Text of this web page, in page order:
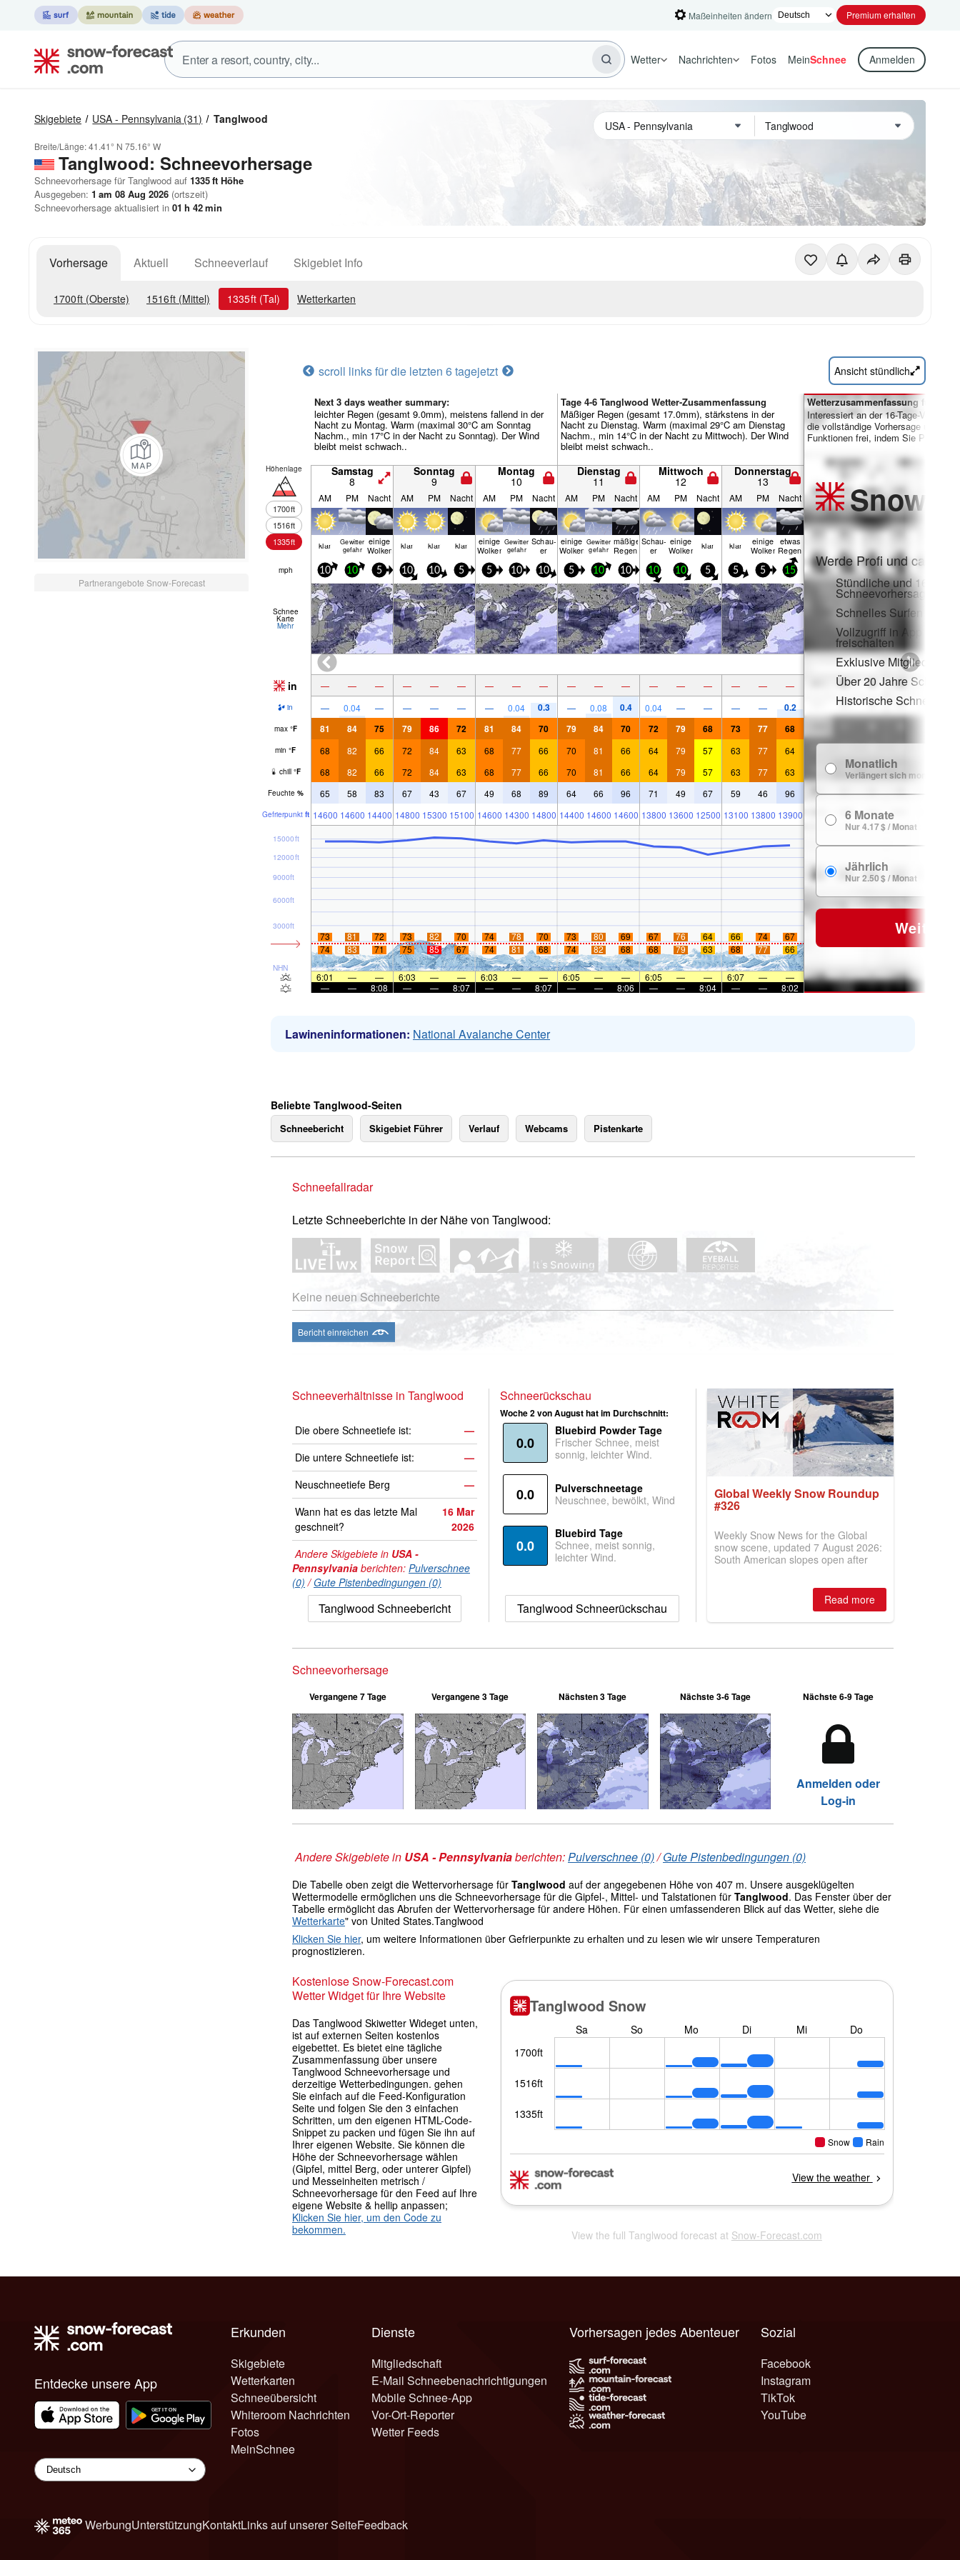
Maßeinheiten ändern Premium erhalten
Wetter Nachrichten Fotos MeinSchnee Anmelden
Skigebiete USA - Pennsylvania (31) Tanglwood
Breite/Länge:41.41° N 75.16° W
Tanglwood: Schneevorhersage
Schneevorhersage für Tanglwood auf 1335ft Höhe
Ausgegeben: 1 am 08 Aug 2026 (ortszeit)
Schneevorhersage aktualisiert in 01 h 42min
Vorhersage Aktuell Schneeverlauf Skigebiet Info
1700ft (Oberste) 1516ft (Mittel) 1335ft (Tal) Wetterkarten
Partnerangebote Snow-Forecast
scroll links für die letzten 6 tagejetzt Ansicht stündlich
Next 3 days weather summary:
leichter Regen (gesamt 9.0mm), meistens fallend in der
Nacht zu Montag. Warm (maximal 30°C am Sonntag
Nachm., min 17°C in der Nacht zu Sonntag). Der Wind
bleibt meist schwach..
Tage 4-6 Tanglwood Wetter-Zusammenfassung
Mäßiger Regen (gesamt 17.0mm), stärkstens in der
Nacht zu Dienstag. Warm (maximal 29°C am Dienstag
Nachm., min 14°C in der Nacht zu Mittwoch). Der Wind
bleibt meist schwach..
Höhenlage
1700ft
1516ft
1335ft
Samstag
8
Sonntag
9
Montag
10
Dienstag
11
Mittwoch
12
Donnerstag
13
AM PM Nacht AM PM Nacht AM PM Nacht AM PM Nacht AM PM Nacht AM PM Nacht
klar
Gewitter
gefahr
einige
Wolken klar klar klar einige
Wolken
Gewitter
gefahr
Schau­
er
einige
Wolken
Gewitter
gefahr
mäßiger
Regen
Schau­
er
einige
Wolken klar klar einige
Wolken
etwas
Regen
mph 10 10 5 10 10 5 5 10 10 5 10 10 10 10 5 5 5 15
Schnee
Karte
Mehr
in — — — — — — — — — — — — — — — — — —
in — 0.04 — — — — — 0.04 0.3 — 0.08 0.4 0.04 — — — — 0.2
max °F 81 84 75 79 86 72 81 84 70 79 84 70 72 79 68 73 77 68
min °F 68 82 66 72 84 63 68 77 66 70 81 66 64 79 57 63 77 64
chill °F 68 82 66 72 84 63 68 77 66 70 81 66 64 79 57 63 77 63
Feuchte % 65 58 83 67 43 67 49 68 89 64 66 96 71 49 67 59 46 96
Gefrier­punkt ft 14600 14600 14400 14800 15300 15100 14600 14300 14800 14400 14600 14600 13800 13600 12500 13100 13800 13900
NHN
3000ft
6000ft
9000ft
12000ft
15000ft
73 81 72 73 82 70 74 78 70 73 80 69 67 76 64 66 74
67
74
83 71 75 85 67 74 81 68 74 82 68 68 79 63 68 77 66
6:01 — — 6:03 — — 6:03 — — 6:05 — — 6:05 — — 6:07 —
—
—
— 8:08 — — 8:07 — — 8:07 — — 8:06 — — 8:04 — — 8:02
Wetterzusammenfassung für Tage
Interessiert an der 16-Tage-
die vollständige Vorhersage und
Funktionen frei, indem Sie Pro-
Snow
Werde Profi und carve
Stündliche und 16-Tage-
Schneevorhersagen
Schnelles Surfen ohne
Vollzugriff in App und
freischalten
Exklusive
Über 20 Jahre
Historische
Monatlich
Verlängert sich monatlich
6 Monate
Nur 4.17 $ / Monat
Jährlich
Nur 2.50 $ / Monat
Weiter
Lawineninformationen: National Avalanche Center
Beliebte Tanglwood-Seiten
Schneebericht Skigebiet Führer Verlauf Webcams Pistenkarte
Schneefallradar
Letzte Schneeberichte in der Nähe von Tanglwood:
Keine neuen Schneeberichte
Bericht einreichen
Schneeverhältnisse in Tanglwood
Die obere Schneetiefe ist:
—
Die untere Schneetiefe ist:
—
Neuschneetiefe Berg
—
Wann hat es das letzte Mal
geschneit?
16 Mar
2026
Andere Skigebiete in USA -
Pennsylvania berichten: Pulverschnee
(0) /Gute Pistenbedingungen (0)
Tanglwood Schneebericht
Schneerückschau
Woche 2 von August hat im Durchschnitt:
0.0
Bluebird Powder Tage
Frischer Schnee, meist
sonnig, leichter Wind.
0.0
Pulverschneetage
Neuschnee, bewölkt, Wind
0.0
Bluebird Tage
Schnee, meist sonnig,
leichter Wind.
Tanglwood Schneerückschau
Global Weekly Snow Roundup
#326
Weekly Snow News for the Global
snow scene, updated 7 August 2026:
South American slopes open after
Australian areas open most terrain of
2026, northern hemisphere down to
two outdoor areas still open.
Read more
Schneevorhersage
Vergangene 7 Tage Vergangene 3 Tage Nächsten 3 Tage Nächste 3-6 Tage Nächste 6-9 Tage
Anmelden oder
Log-in
Andere Skigebiete in USA - Pennsylvaniaberichten:Pulverschnee (0)/Gute Pistenbedingungen (0)
Die Tabelle oben zeigt die Wettervorhersage für Tanglwood auf der angegebenen Höhe von 407 m. Unsere ausgeklügelten
Wettermodelle ermöglichen uns die Schneevorhersage für die Gipfel-, Mittel- und Talstationen für Tanglwood. Das Fenster über der
Tabelle ermöglicht das Abrufen der Wettervorhersage für andere Höhen. Für einen umfassenderen Blick auf das Wetter, siehe die
Wetterkarte" von United States.Tanglwood
Klicken Sie hier, um weitere Informationen über Gefrierpunkte zu erhalten und zu lesen wie wir unsere Temperaturen
prognostizieren.
Kostenlose Snow-Forecast.com
Wetter Widget für Ihre Website
Das Tanglwood Skiwetter Wideget unten,
ist auf externen Seiten kostenlos
eigebettet. Es bietet eine tägliche
Zusammenfassung über unsere
Tanglwood Schneevorhersage und
derzeitige Wetterbedingungen. gehen
Sie einfach auf die Feed-Konfiguration
Seite und folgen Sie den 3 einfachen
Schritten, um den eigenen HTML-Code-
Snippet zu packen und fügen Sie ihn auf
Ihrer eigenen Website. Sie können die
Höhe der Schneevorhersage wählen
(Gipfel, mittel Berg, oder unterer Gipfel)
und Messeinheiten metrisch /
Schneevorhersage für den Feed auf Ihre
eigene Website & hellip anpassen;
Klicken Sie hier, um den Code zu
bekommen.
View the full Tanglwood forecast at Snow-Forecast.com
Entdecke unsere App
Erkunden
Skigebiete
Wetterkarten
Schneeübersicht
Whiteroom Nachrichten
Fotos
MeinSchnee
Dienste
Mitgliedschaft
E-Mail Schneebenachrichtigungen
Mobile Schnee-App
Vor-Ort-Reporter
Wetter Feeds
Sozial
Facebook
Instagram
TikTok
YouTube
Vorhersagen jedes Abenteuer
WerbungUnterstützungKontaktLinks auf unserer SeiteFeedback